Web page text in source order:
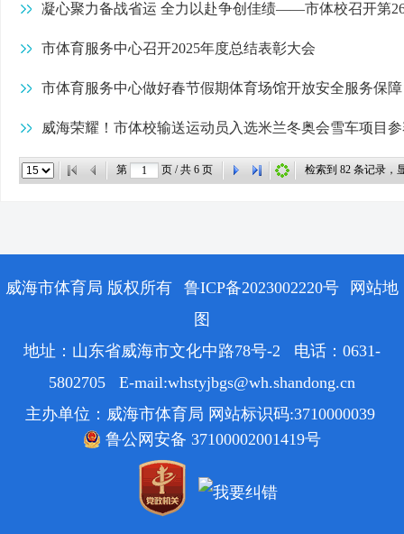
凝心聚力备战省运 全力以赴争创佳绩——市体校召开第
市体育服务中心召开2025年度总结表彰大会
市体育服务中心做好春节假期体育场馆开放安全服务保障
威海荣耀！市体校输送运动员入选米兰冬奥会雪车项目
第 页 / 共 6 页 检索到 82 条记录，
威海市体育局 版权所有 鲁ICP备2023002220号
网站地
图
地址：山东省威海市文化中路78号-2 电话：0631-
5802705 E-mail:whstyjbgs@wh.shandong.cn
主办单位：威海市体育局 网站标识码:3710000039
鲁公网安备 37100002001419号